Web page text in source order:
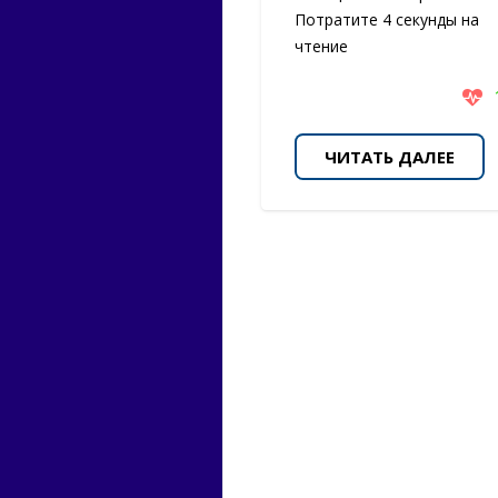
Потратите 4 секунды на
чтение
ЧИТАТЬ ДАЛЕЕ